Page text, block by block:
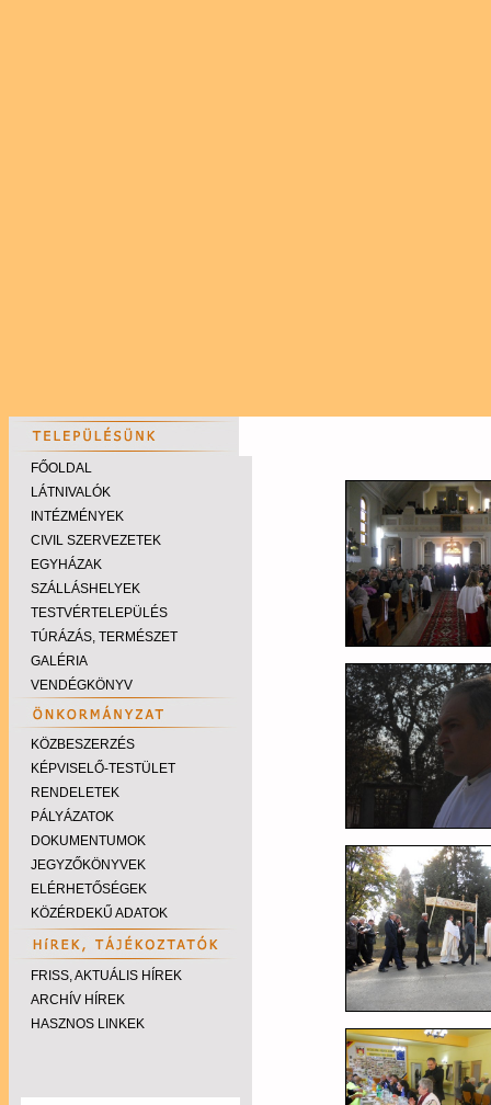
FŐOLDAL
LÁTNIVALÓK
INTÉZMÉNYEK
CIVIL SZERVEZETEK
EGYHÁZAK
SZÁLLÁSHELYEK
TESTVÉRTELEPÜLÉS
TÚRÁZÁS, TERMÉSZET
GALÉRIA
VENDÉGKÖNYV
KÖZBESZERZÉS
KÉPVISELŐ-TESTÜLET
RENDELETEK
PÁLYÁZATOK
DOKUMENTUMOK
JEGYZŐKÖNYVEK
ELÉRHETŐSÉGEK
KÖZÉRDEKŰ ADATOK
FRISS, AKTUÁLIS HÍREK
ARCHÍV HÍREK
HASZNOS LINKEK